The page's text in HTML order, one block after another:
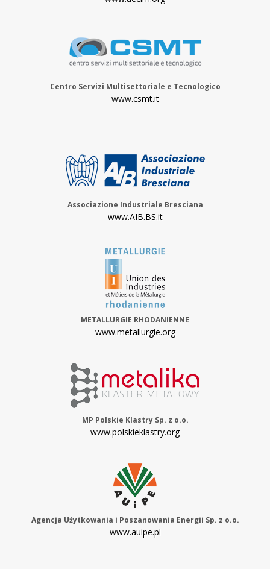
Centro Servizi Multisettoriale e Tecnologico
www.csmt.it
Associazione Industriale Bresciana
www.AIB.BS.it
METALLURGIE RHODANIENNE
www.metallurgie.org
MP Polskie Klastry Sp. z o.o.
www.polskieklastry.org
Agencja Użytkowania i Poszanowania Energii Sp. z o.o.
www.auipe.pl